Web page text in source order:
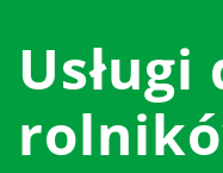
do
treściUsługi